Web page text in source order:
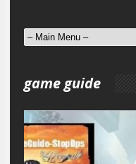
game guide